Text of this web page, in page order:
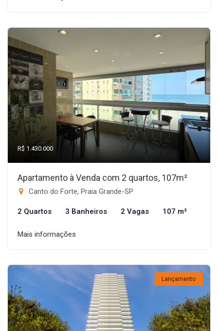
R$ 1.430.000
Apartamento à Venda com 2 quartos, 107m²
Canto do Forte, Praia Grande-SP
2 Quartos 3 Banheiros 2 Vagas 107 m²
Mais informações
Lançamento